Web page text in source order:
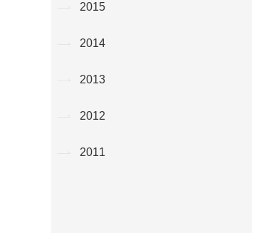
2015
2014
2013
2012
2011